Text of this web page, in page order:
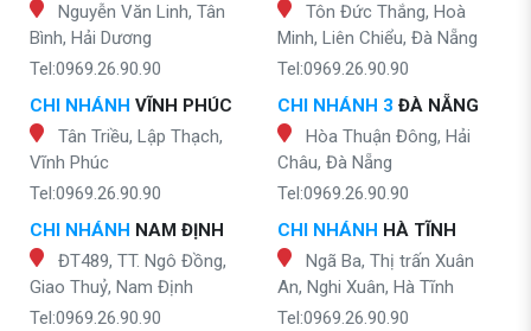
Nguyễn Văn Linh, Tân
Bình, Hải Dương
Tel:0969.26.90.90
CHI NHÁNH VĨNH PHÚC
Tân Triều, Lập Thạch,
Vĩnh Phúc
Tel:0969.26.90.90
CHI NHÁNH NAM ĐỊNH
ĐT489, TT. Ngô Đồng,
Giao Thuỷ, Nam Định
Tel:0969.26.90.90
Tôn Đức Thắng, Hoà
Minh, Liên Chiểu, Đà Nẵng
Tel:0969.26.90.90
CHI NHÁNH 3 ĐÀ NẴNG
Hòa Thuận Đông, Hải
Châu, Đà Nẵng
Tel:0969.26.90.90
CHI NHÁNH HÀ TĨNH
Ngã Ba, Thị trấn Xuân
An, Nghi Xuân, Hà Tĩnh
Tel:0969.26.90.90